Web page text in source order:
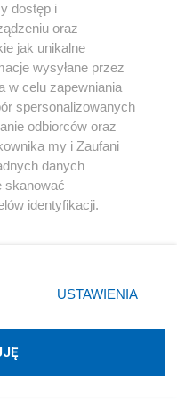
Youtube
W3media.pl
dostęp i
oraz
jak unikalne
wysyłane przez
w celu zapewniania
spersonalizowanych
odbiorców oraz
my i Zaufani
danych
skanować
identyfikacji.
ustawień prywatności
strony
wymagają zgody
się takiemu
USTAWIENIA